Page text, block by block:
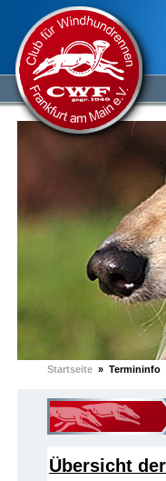
Startseite » Termininfo
Übersicht